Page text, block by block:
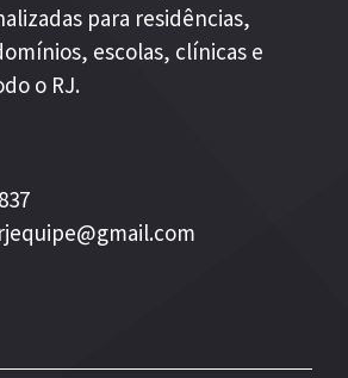
para residências,
escolas, clínicas e
o RJ.